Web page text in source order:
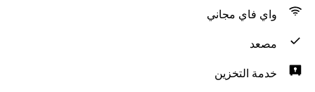
واي فاي مجاني
مصعد
خدمة التخزين